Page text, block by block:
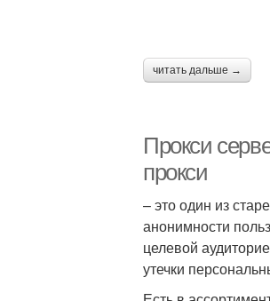
читать дальше →
Прокси
прокси
– это один из
анонимности
целевой
утечки